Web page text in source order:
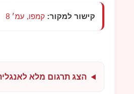
קישור למקור: קמפו, עמ׳ 8
הצג תרגום מלא לאנגלית